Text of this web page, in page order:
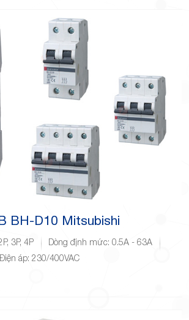
BH-D10 Mitsubishi
3P, 4P
Dòng định mức: 0.5A - 63A
Điện áp: 230/400VAC